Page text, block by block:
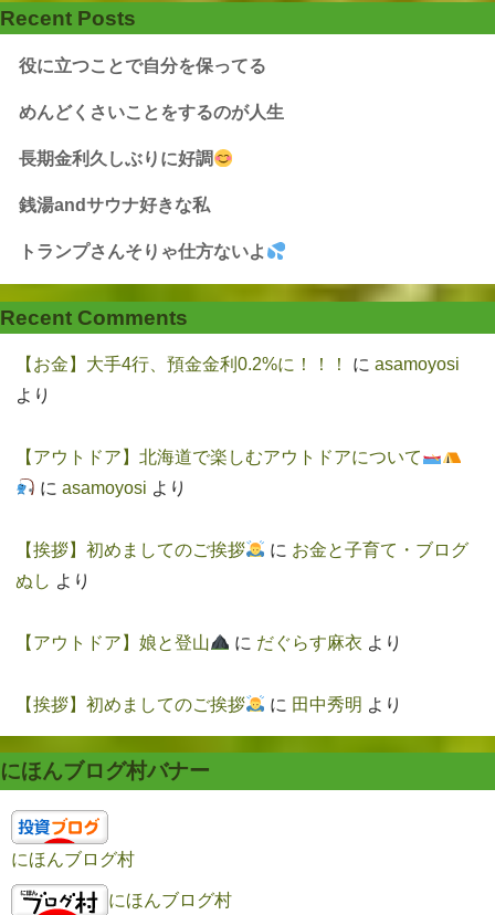
Recent Posts
役に立つことで自分を保ってる
めんどくさいことをするのが人生
長期金利久しぶりに好調
銭湯andサウナ好きな私
トランプさんそりゃ仕方ないよ
Recent Comments
【お金】大手4行、預金金利0.2%に！！！ に asamoyosi
より
【アウトドア】北海道で楽しむアウトドアについて
に asamoyosi より
【挨拶】初めましてのご挨拶 に お金と子育て・ブログ
ぬし より
【アウトドア】娘と登山 に だぐらす麻衣 より
【挨拶】初めましてのご挨拶 に 田中秀明 より
にほんブログ村バナー
にほんブログ村
にほんブログ村